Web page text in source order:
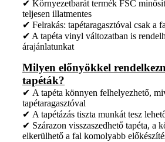
✔ Környezetbarát termék FSC
teljesen illatmentes
✔ Felrakás: tapétaragasztóval csak a
✔ A tapéta vinyl változatban is
árajánlatunkat
Milyen előnyökkel
tapéták?
✔ A tapéta könnyen felhelyezhető,
tapétaragasztóval
✔ A tapétázás tiszta munkát tesz
✔ Szárazon visszaszedhető tapéta, a
elkerülhető a fal komolyabb